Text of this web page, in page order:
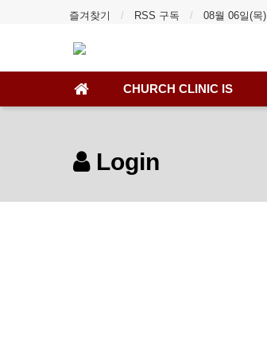
즐겨찾기 RSS 구독 08월 06일(목)
CHURCH CLINIC IS
Login